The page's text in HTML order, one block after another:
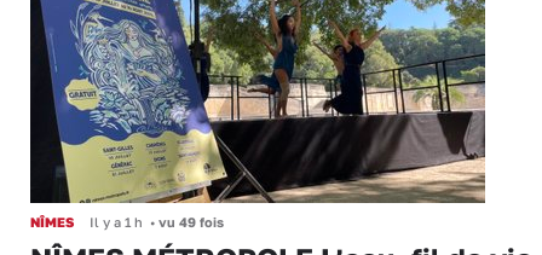
NÎMES Il y a 1 h • vu 49 fois